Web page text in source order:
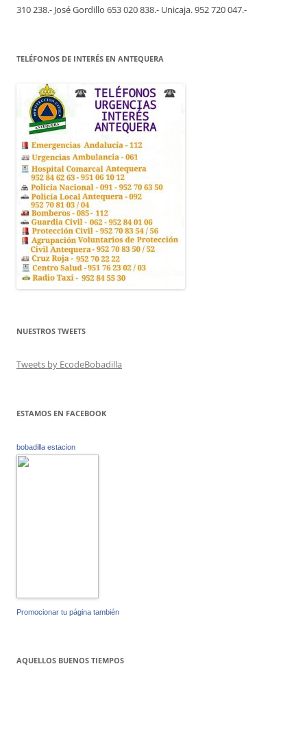
310 238.- José Gordillo 653 020 838.- Unicaja. 952 720 047.-
TELÉFONOS DE INTERÉS EN ANTEQUERA
NUESTROS TWEETS
Tweets by EcodeBobadilla
ESTAMOS EN FACEBOOK
bobadilla estacion
Promocionar tu página también
AQUELLOS BUENOS TIEMPOS